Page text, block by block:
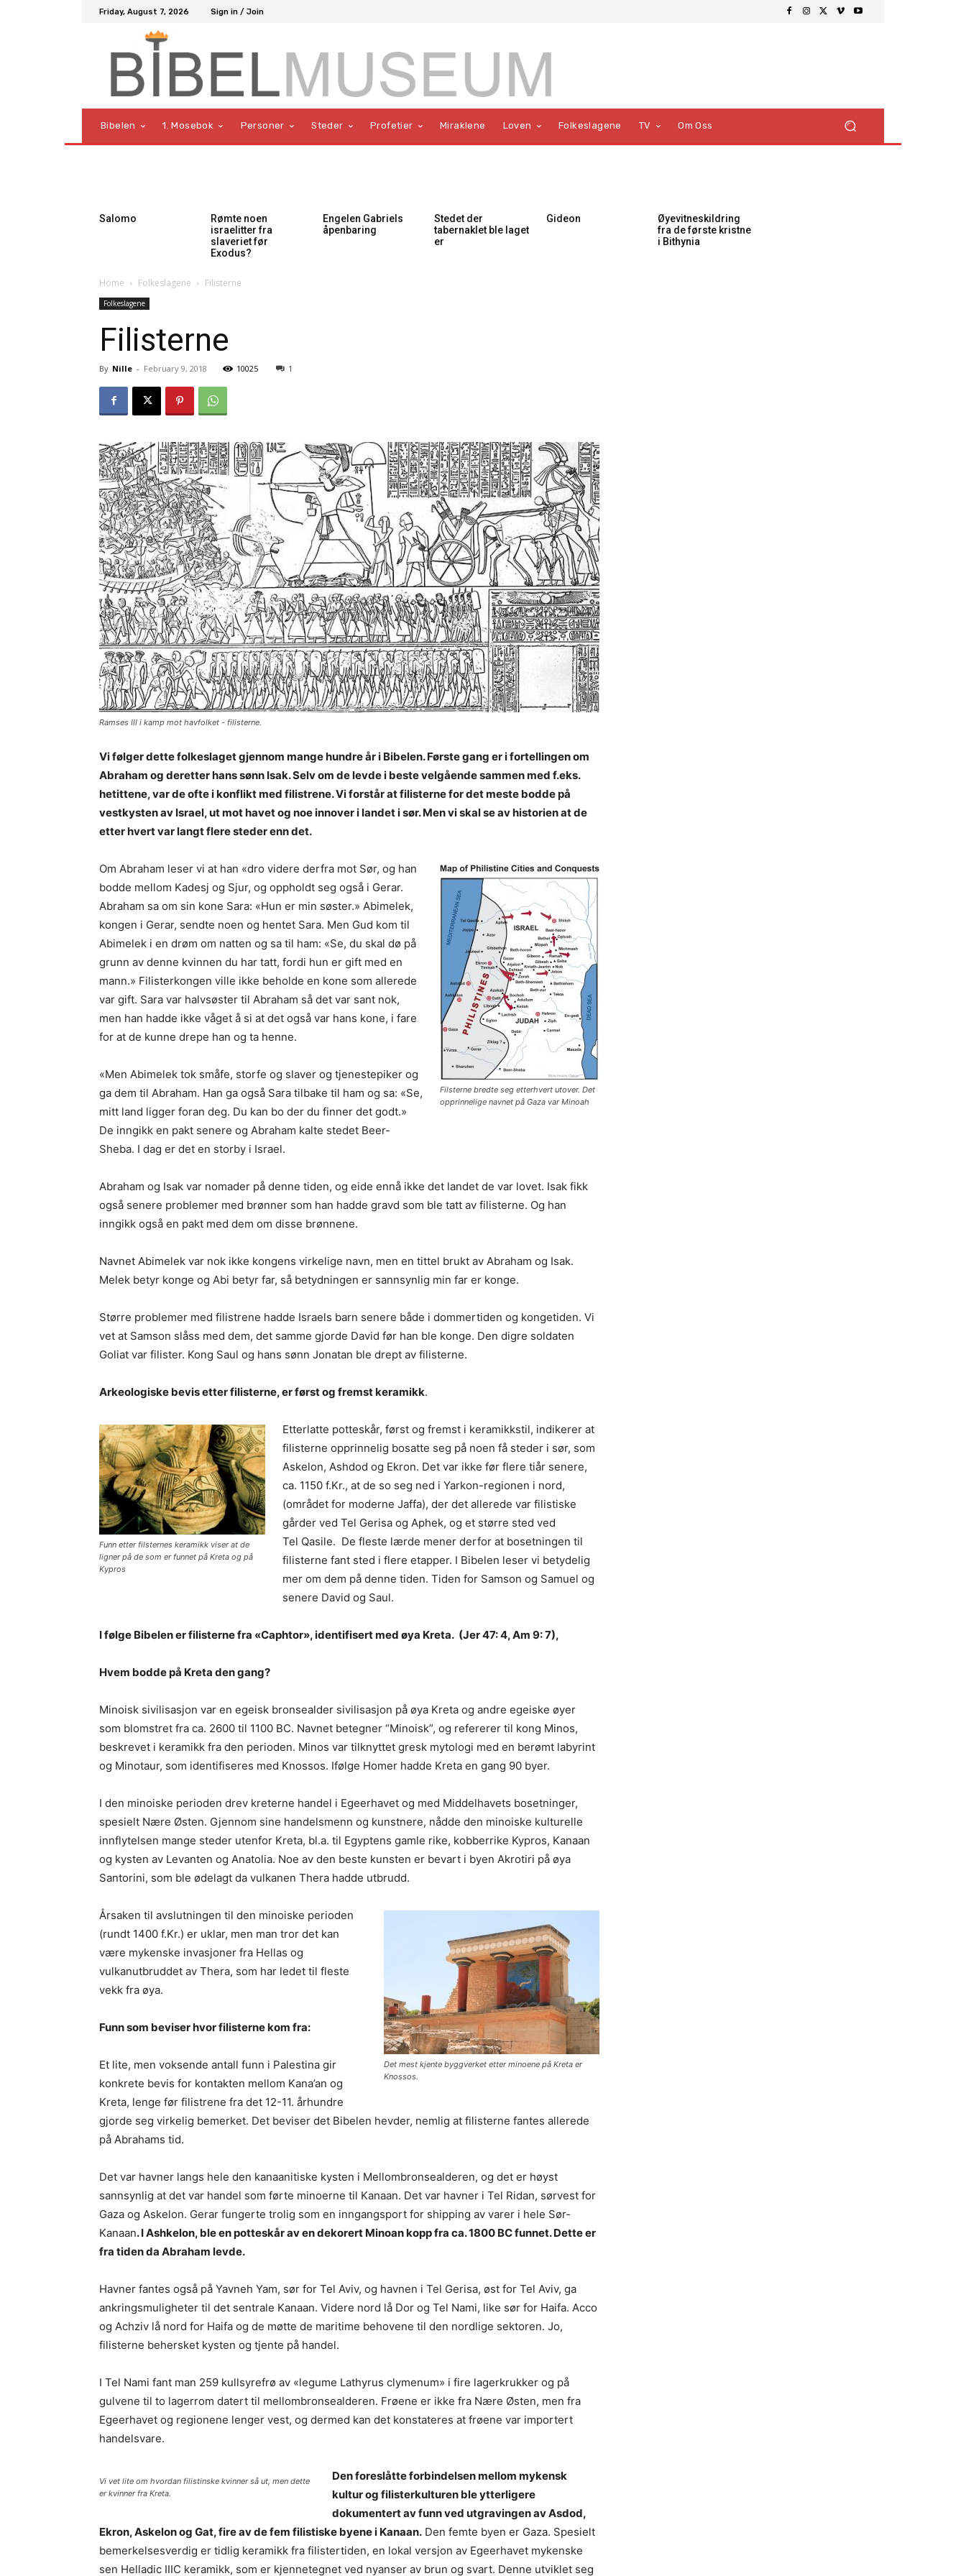
Friday, August 7, 2026 Sign in / Join
Bibelen 1. Mosebok Personer Steder Profetier Miraklene Loven Folkeslagene TV Om Oss
Salomo
Rømte noen
israelitter fra
slaveriet før
Exodus?
Engelen Gabriels
åpenbaring
Stedet der
tabernaklet ble laget
er
Gideon
Øyevitneskildring
fra de første kristne
i Bithynia
Home Folkeslagene Filisterne
Folkeslagene
Filisterne
By Nille - February 9, 2018 10025 1
Ramses III i kamp mot havfolket - filisterne.
Vi følger dette folkeslaget gjennom mange hundre år i Bibelen. Første gang er i fortellingen om
Abraham og deretter hans sønn Isak. Selv om de levde i beste velgående sammen med f.eks.
hetittene, var de ofte i konflikt med filistrene. Vi forstår at filisterne for det meste bodde på
vestkysten av Israel, ut mot havet og noe innover i landet i sør. Men vi skal se av historien at de
etter hvert var langt flere steder enn det.
Filsterne bredte seg etterhvert utover. Det
opprinnelige navnet på Gaza var Minoah
Om Abraham leser vi at han «dro videre derfra mot Sør, og han
bodde mellom Kadesj og Sjur, og oppholdt seg også i Gerar.
Abraham sa om sin kone Sara: «Hun er min søster.» Abimelek,
kongen i Gerar, sendte noen og hentet Sara. Men Gud kom til
Abimelek i en drøm om natten og sa til ham: «Se, du skal dø på
grunn av denne kvinnen du har tatt, fordi hun er gift med en
mann.» Filisterkongen ville ikke beholde en kone som allerede
var gift. Sara var halvsøster til Abraham så det var sant nok,
men han hadde ikke våget å si at det også var hans kone, i fare
for at de kunne drepe han og ta henne.
«Men Abimelek tok småfe, storfe og slaver og tjenestepiker og
ga dem til Abraham. Han ga også Sara tilbake til ham og sa: «Se,
mitt land ligger foran deg. Du kan bo der du finner det godt.»
De inngikk en pakt senere og Abraham kalte stedet Beer-
Sheba. I dag er det en storby i Israel.
Abraham og Isak var nomader på denne tiden, og eide ennå ikke det landet de var lovet. Isak fikk
også senere problemer med brønner som han hadde gravd som ble tatt av filisterne. Og han
inngikk også en pakt med dem om disse brønnene.
Navnet Abimelek var nok ikke kongens virkelige navn, men en tittel brukt av Abraham og Isak.
Melek betyr konge og Abi betyr far, så betydningen er sannsynlig min far er konge.
Større problemer med filistrene hadde Israels barn senere både i dommertiden og kongetiden. Vi
vet at Samson slåss med dem, det samme gjorde David før han ble konge. Den digre soldaten
Goliat var filister. Kong Saul og hans sønn Jonatan ble drept av filisterne.
Arkeologiske bevis etter filisterne, er først og fremst keramikk.
Funn etter filsternes keramikk viser at de
ligner på de som er funnet på Kreta og på
Kypros
Etterlatte potteskår, først og fremst i keramikkstil, indikerer at
filisterne opprinnelig bosatte seg på noen få steder i sør, som
Askelon, Ashdod og Ekron. Det var ikke før flere tiår senere,
ca. 1150 f.Kr., at de so seg ned i Yarkon-regionen i nord,
(området for moderne Jaffa), der det allerede var filistiske
gårder ved Tel Gerisa og Aphek, og et større sted ved
Tel Qasile. De fleste lærde mener derfor at bosetningen til
filisterne fant sted i flere etapper. I Bibelen leser vi betydelig
mer om dem på denne tiden. Tiden for Samson og Samuel og
senere David og Saul.
I følge Bibelen er filisterne fra «Caphtor», identifisert med øya Kreta. (Jer 47: 4, Am 9: 7),
Hvem bodde på Kreta den gang?
Minoisk sivilisasjon var en egeisk bronsealder sivilisasjon på øya Kreta og andre egeiske øyer
som blomstret fra ca. 2600 til 1100 BC. Navnet betegner “Minoisk”, og refererer til kong Minos,
beskrevet i keramikk fra den perioden. Minos var tilknyttet gresk mytologi med en berømt labyrint
og Minotaur, som identifiseres med Knossos. Ifølge Homer hadde Kreta en gang 90 byer.
I den minoiske perioden drev kreterne handel i Egeerhavet og med Middelhavets bosetninger,
spesielt Nære Østen. Gjennom sine handelsmenn og kunstnere, nådde den minoiske kulturelle
innflytelsen mange steder utenfor Kreta, bl.a. til Egyptens gamle rike, kobberrike Kypros, Kanaan
og kysten av Levanten og Anatolia. Noe av den beste kunsten er bevart i byen Akrotiri på øya
Santorini, som ble ødelagt da vulkanen Thera hadde utbrudd.
Det mest kjente byggverket etter minoene på Kreta er
Knossos.
Årsaken til avslutningen til den minoiske perioden
(rundt 1400 f.Kr.) er uklar, men man tror det kan
være mykenske invasjoner fra Hellas og
vulkanutbruddet av Thera, som har ledet til fleste
vekk fra øya.
Funn som beviser hvor filisterne kom fra:
Et lite, men voksende antall funn i Palestina gir
konkrete bevis for kontakten mellom Kana’an og
Kreta, lenge før filistrene fra det 12-11. århundre
gjorde seg virkelig bemerket. Det beviser det Bibelen hevder, nemlig at filisterne fantes allerede
på Abrahams tid.
Det var havner langs hele den kanaanitiske kysten i Mellombronsealderen, og det er høyst
sannsynlig at det var handel som førte minoerne til Kanaan. Det var havner i Tel Ridan, sørvest for
Gaza og Askelon. Gerar fungerte trolig som en inngangsport for shipping av varer i hele Sør-
Kanaan. I Ashkelon, ble en potteskår av en dekorert Minoan kopp fra ca. 1800 BC funnet. Dette er
fra tiden da Abraham levde.
Havner fantes også på Yavneh Yam, sør for Tel Aviv, og havnen i Tel Gerisa, øst for Tel Aviv, ga
ankringsmuligheter til det sentrale Kanaan. Videre nord lå Dor og Tel Nami, like sør for Haifa. Acco
og Achziv lå nord for Haifa og de møtte de maritime behovene til den nordlige sektoren. Jo,
filisterne behersket kysten og tjente på handel.
I Tel Nami fant man 259 kullsyrefrø av «legume Lathyrus clymenum» i fire lagerkrukker og på
gulvene til to lagerrom datert til mellombronsealderen. Frøene er ikke fra Nære Østen, men fra
Egeerhavet og regionene lenger vest, og dermed kan det konstateres at frøene var importert
handelsvare.
Vi vet lite om hvordan filistinske kvinner så ut, men dette
er kvinner fra Kreta.
Den foreslåtte forbindelsen mellom mykensk
kultur og filisterkulturen ble ytterligere
dokumentert av funn ved utgravingen av Asdod,
Ekron, Askelon og Gat, fire av de fem filistiske byene i Kanaan. Den femte byen er Gaza. Spesielt
bemerkelsesverdig er tidlig keramikk fra filistertiden, en lokal versjon av Egeerhavet mykenske
sen Helladic IIIC keramikk, som er kjennetegnet ved nyanser av brun og svart. Denne utviklet seg